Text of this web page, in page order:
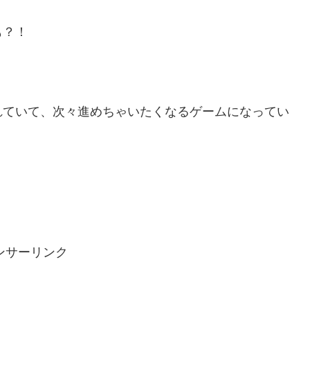
！
いて、次々進めちゃいたくなるゲームになってい
サーリンク